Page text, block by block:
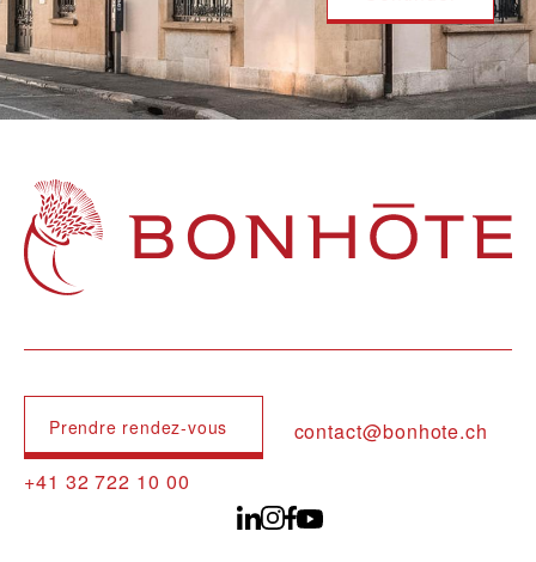
Navigation principale
Prendre rendez-vous
contact@bonhote.ch
+41 32 722 10 00